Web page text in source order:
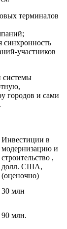
терминалов
синхронность
участников
системы
городов и сами
Инвестиции в
модернизацию и
строительство ,
долл. США,
(оценочно)
30 млн
90 млн.